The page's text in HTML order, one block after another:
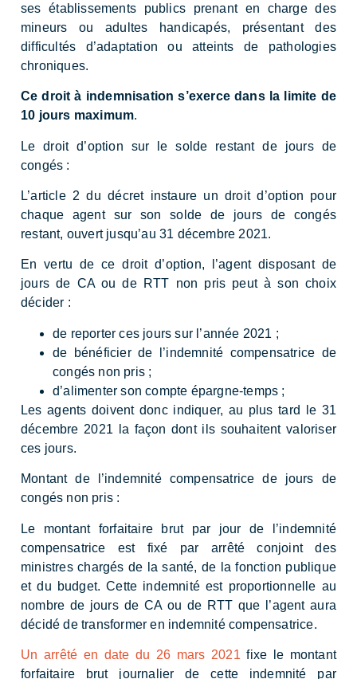
ses établissements publics prenant en charge des
mineurs ou adultes handicapés, présentant des
difficultés d’adaptation ou atteints de pathologies
chroniques.
Ce droit à indemnisation s’exerce dans la limite de
10 jours maximum.
Le droit d’option sur le solde restant de jours de
congés :
L’article 2 du décret instaure un droit d’option pour
chaque agent sur son solde de jours de congés
restant, ouvert jusqu’au 31 décembre 2021.
En vertu de ce droit d’option, l’agent disposant de
jours de CA ou de RTT non pris peut à son choix
décider :
de reporter ces jours sur l’année 2021 ;
de bénéficier de l’indemnité compensatrice de
congés non pris ;
d’alimenter son compte épargne-temps ;
Les agents doivent donc indiquer, au plus tard le 31
décembre 2021 la façon dont ils souhaitent valoriser
ces jours.
Montant de l’indemnité compensatrice de jours de
congés non pris :
Le montant forfaitaire brut par jour de l’indemnité
compensatrice est fixé par arrêté conjoint des
ministres chargés de la santé, de la fonction publique
et du budget. Cette indemnité est proportionnelle au
nombre de jours de CA ou de RTT que l’agent aura
décidé de transformer en indemnité compensatrice.
Un arrêté en date du 26 mars 2021 fixe le montant
forfaitaire brut journalier de cette indemnité par